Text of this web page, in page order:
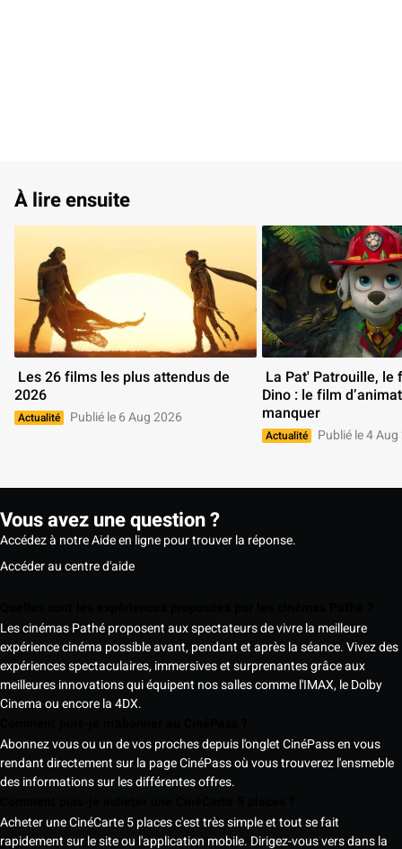
À lire ensuite
2026
Actualité Publié le 6 Aug 2026
Dino : le film
manquer
Actualité Publié le 4
Vous avez une question ?
Accédez à notre Aide en ligne pour trouver la réponse.
Accéder au centre d'aide
Les cinémas Pathé proposent aux spectateurs de vivre la meilleure
expérience cinéma possible avant, pendant et après la séance. Vivez des
expériences spectaculaires, immersives et surprenantes grâce aux
meilleures innovations qui équipent nos salles comme l'IMAX, le Dolby
Cinema ou encore la 4DX.
Abonnez vous ou un de vos proches depuis l'onglet CinéPass en vous
rendant directement sur la page CinéPass où vous trouverez l'ensmeble
des informations sur les différentes offres.
Acheter une CinéCarte 5 places c'est très simple et tout se fait
rapidement sur le site ou l'application mobile. Dirigez-vous vers dans la